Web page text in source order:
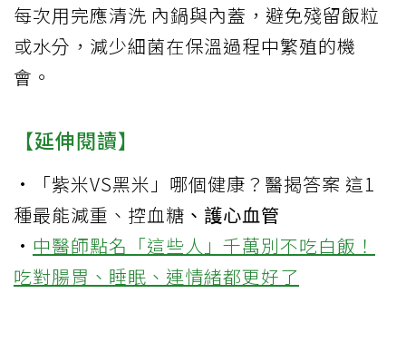
每次用完應清洗 內鍋與內蓋，避免殘留飯粒
或水分，減少細菌在保溫過程中繁殖的機
會。
【延伸閱讀】
·
「紫米VS黑米」哪個健康？醫揭答案 這1
種最能減重、控血糖 、護心血管
· 中醫師點名「這些人」千萬別不吃白飯！
吃對腸胃、睡眠、連情緒都更好了